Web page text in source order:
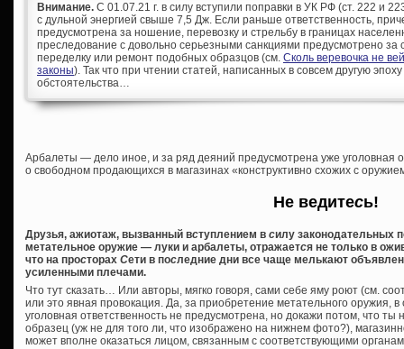
Внимание. С 01.07.21 г. в силу вступили поправки в УК РФ (ст. 222 и
с дульной энергией свыше 7,5 Дж. Если раньше ответственность,
предусмотрена за ношение, перевозку и стрельбу в границах
преследование с довольно серьезными санкциями предусмотрено за
переделку или ремонт подобных образцов (см. Сколь веревочка не
законы). Так что при чтении статей, написанных в совсем другую
обстоятельства…
Арбалеты — дело иное, и за ряд деяний предусмотрена уже уголовная
о свободном продающихся в магазинах «конструктивно схожих с
Не ведитесь!
Друзья, ажиотаж, вызванный вступлением в силу законодательных
метательное оружие — луки и арбалеты, отражается не только в
что на просторах Сети в последние дни все чаще мелькают
усиленными плечами.
Что тут сказать… Или авторы, мягко говоря, сами себе яму роют (см.
или это явная провокация. Да, за приобретение метательного оружия,
уголовная ответственность не предусмотрена, но докажи потом, что ты
образец (уж не для того ли, что изображено на нижнем фото?),
может вполне оказаться лицом, связанным с соответствующими